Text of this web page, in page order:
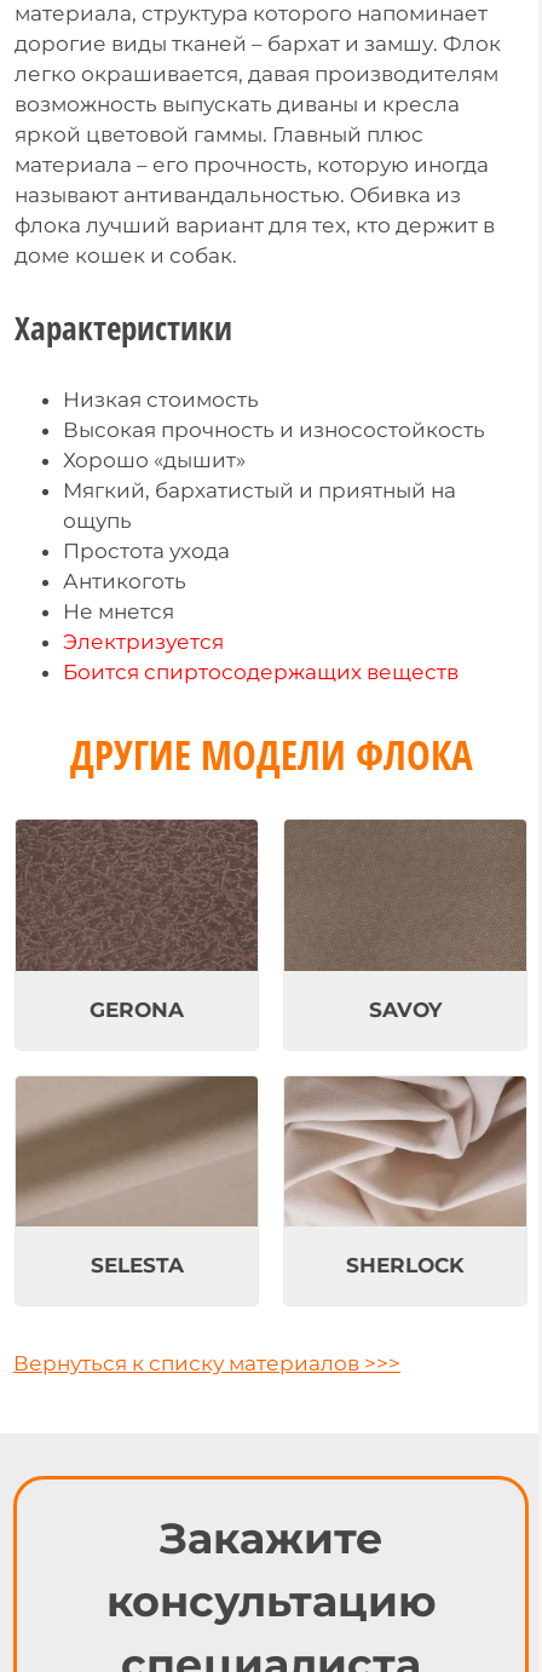
материала, структура которого напоминает
дорогие виды тканей – бархат и замшу. Флок
легко окрашивается, давая производителям
возможность выпускать диваны и кресла
яркой цветовой гаммы. Главный плюс
материала – его прочность, которую иногда
называют антивандальностью. Обивка из
флока лучший вариант для тех, кто держит в
доме кошек и собак.
Характеристики
Низкая стоимость
Высокая прочность и износостойкость
Хорошо «дышит»
Мягкий, бархатистый и приятный на
ощупь
Простота ухода
Антикоготь
Не мнется
Электризуется
Боится спиртосодержащих веществ
ДРУГИЕ МОДЕЛИ ФЛОКА
GERONA SAVOY
SELESTA SHERLOCK
Вернуться к списку материалов >>>
Закажите
консультацию